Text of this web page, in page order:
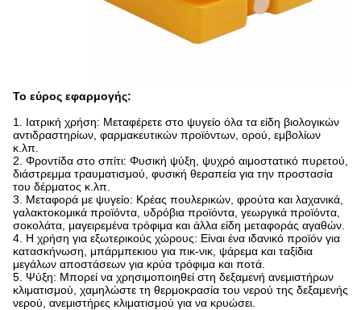
Το εύρος εφαρμογής:
1. Ιατρική χρήση: Μεταφέρετε στο ψυγείο όλα τα είδη βιολογικών
αντιδραστηρίων, φαρμακευτικών προϊόντων, ορού, εμβολίων
κ.λπ.
2. Φροντίδα στο σπίτι: Φυσική ψύξη, ψυχρό αιμοστατικό πυρετού,
διάστρεμμα τραυματισμού, φυσική θεραπεία για την προστασία
του δέρματος κ.λπ.
3. Μεταφορά με ψυγείο: Κρέας πουλερικών, φρούτα και λαχανικά,
γαλακτοκομικά προϊόντα, υδρόβια προϊόντα, γεωργικά προϊόντα,
σοκολάτα, μαγειρεμένα τρόφιμα και άλλα είδη μεταφοράς αγαθών.
4. Η χρήση για εξωτερικούς χώρους: Είναι ένα ιδανικό προϊόν για
κατασκήνωση, μπάρμπεκιου για πικ-νικ, ψάρεμα και ταξίδια
μεγάλων αποστάσεων για κρύα τρόφιμα και ποτά.
5. Ψύξη: Μπορεί να χρησιμοποιηθεί στη δεξαμενή ανεμιστήρων
κλιματισμού, χαμηλώστε τη θερμοκρασία του νερού της δεξαμενής
νερού, ανεμιστήρες κλιματισμού για να κρυώσει.